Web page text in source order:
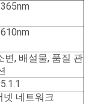
변, 배설물, 품질 관
넷 네트워크